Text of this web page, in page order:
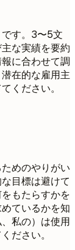
す。3〜5文
な実績を要約
に合わせて調
在的な雇用主
ください。
めのやりがい
目標は避けて
もたらすかを
ているかを知
私の）は使用
ださい。